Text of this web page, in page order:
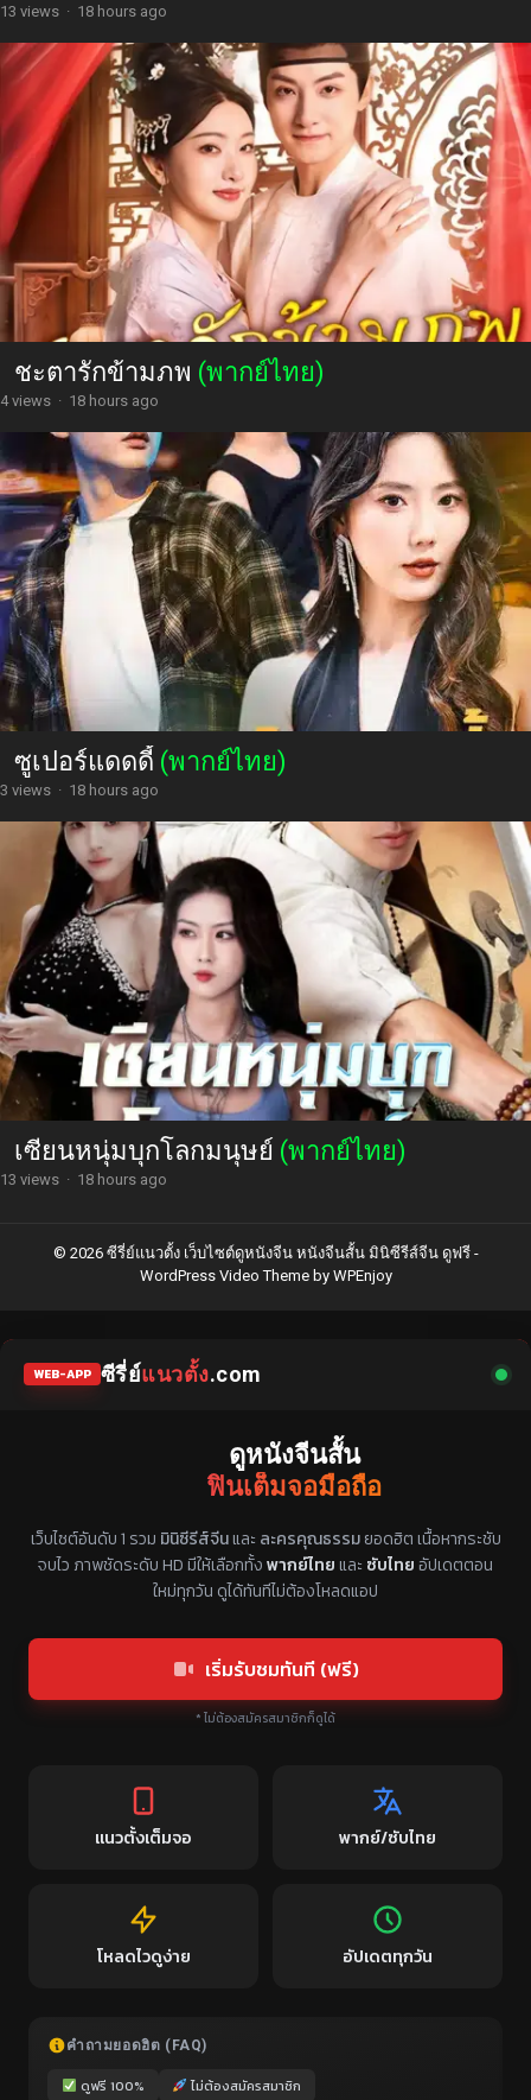
13 views · 18 hours ago
ชะตารักข้ามภพ (พากย์ไทย)
4 views · 18 hours ago
ซูเปอร์แดดดี้ (พากย์ไทย)
3 views · 18 hours ago
เซียนหนุ่มบุกโลกมนุษย์ (พากย์ไทย)
13 views · 18 hours ago
© 2026 ซีรี่ย์แนวตั้ง เว็บไซต์ดูหนังจีน หนังจีนสั้น มินิซีรีส์จีน ดูฟรี -
WordPress Video Themeby WPEnjoy
WEB-APP ซีรี่ย์แนวตั้ง.com
ดูหนังจีนสั้น
ฟินเต็มจอมือถือ
แหล่งรวมซีรี่ย์จีนแนวตั้ง พากย์ไทย ซับไทย
เว็บไซต์อันดับ 1 รวม มินิซีรีส์จีนและ ละครคุณธรรมยอดฮิต เนื้อหากระชับ
จบไว ภาพชัดระดับ HD มีให้เลือกทั้งพากย์ไทยและ ซับไทยอัปเดตตอน
ใหม่ทุกวัน ดูได้ทันทีไม่ต้องโหลดแอป
เริ่มรับชมทันที (ฟรี)
* ไม่ต้องสมัครสมาชิกก็ดูได้
แนวตั้งเต็มจอ พากย์/ซับไทย
โหลดไวดูง่าย อัปเดตทุกวัน
คำถามยอดฮิต (FAQ)
ดูฟรี 100% ไม่ต้องสมัครสมาชิก